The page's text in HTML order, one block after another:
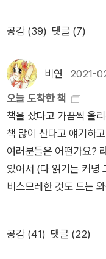
가서 애껴뒀었다. 어쩌
막연하게 생각했었는데
이다. 그래서 내게 한강
가깝지는 않다. 그래서
부터 5위까지는 난 제목
사겠지? 미항공우주국
회전하고 선은 아름답
자체도 이번에 처음 알
로 재즈의 전신이라고
방> 내가 읽은 버전은 왼쪽의 노란 표지 양장본이다. 버지니아
울프의 [자기만의 방]을
나지 않는다. 뚜렷이 기
른 차원의 경험이라 일
하기도 한 상황이다. 재
다는 건 정말 어려웠다.
이라도 책을 껴안고 눕
있는 나의 모습을 발견
한 책은 못 읽겠다 싶어
것도 겨우 몇 권 읽었더
픈 대목 중 하나다. 책
책이 스트레스 해소의
나 책 많이 읽어요 자랑
순간이 내겐 뭔가 머리
저 책을 사고 그저 책을
루이즈 페니의 아르
공감 (39) 댓글 (7)
비연 2021-
오늘 도착한 책
책을 샀다고 가끔씩 올
책 많이 산다고 얘기하
여러분들은 어떤가요?
있어서 (다 읽기는 커녕
비스므레한 것도 드는
나는 존 르 카레를 스파
다. 최근 작에서는 그 힘
공감 (41) 댓글 (22)